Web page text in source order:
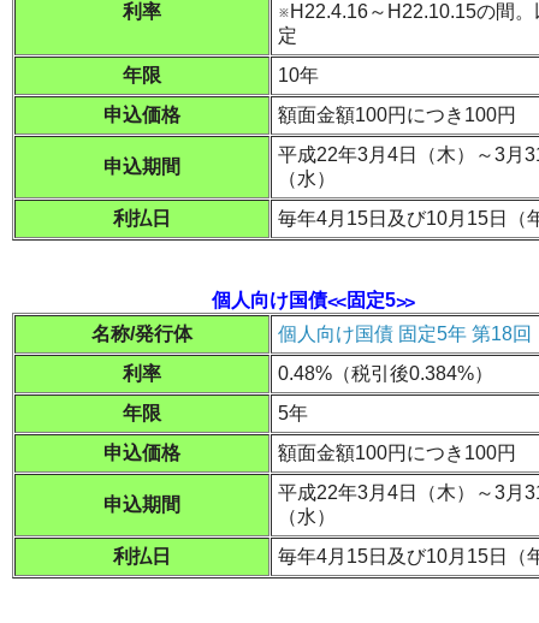
利率
※H22.4.16～H22.10.15の間。
定
年限
10年
申込価格
額面金額100円につき100円
申込期間
平成22年3月4日（木）～3月
（水）
利払日
毎年4月15日及び10月15日（
個人向け国債≪固定5≫
名称/発行体
個人向け国債 固定5年 第18回
利率
0.48%（税引後0.384%）
年限
5年
申込価格
額面金額100円につき100円
申込期間
平成22年3月4日（木）～3月
（水）
利払日
毎年4月15日及び10月15日（